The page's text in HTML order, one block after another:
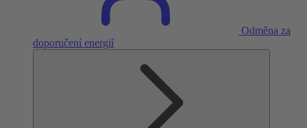
Odměna za
doporučení energií